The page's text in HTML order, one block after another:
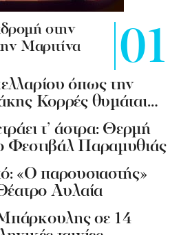
στην
Μαριτίνα
όπως την
Κορρές θυμάται…
τ’ άστρα: Θερμή
Φεστιβάλ Παραμυθιάς
«Ο παρουσιαστής»
Αυλαία
σε 14